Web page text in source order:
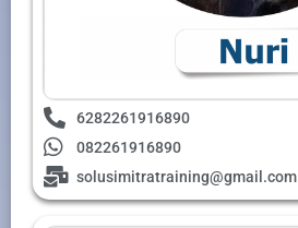
6282261916890
082261916890
solusimitratraining@gmail.com